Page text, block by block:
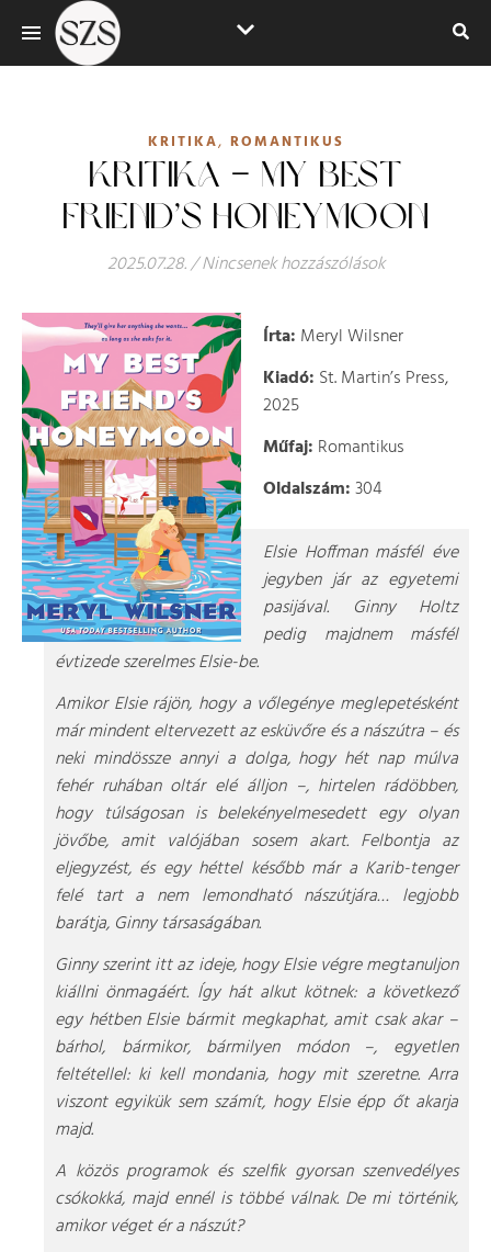
KRITIKA, ROMANTIKUS
KRITIKA – MY BEST
FRIEND’S HONEYMOON
2025.07.28./ Nincsenek hozzászólások
Írta: Meryl Wilsner
Kiadó: St. Martin’s Press,
2025
Műfaj: Romantikus
Oldalszám:304
Elsie Hoffman másfél éve
jegyben jár az egyetemi
pasijával. Ginny Holtz
pedig majdnem másfél
évtizede szerelmes Elsie-be.
Amikor Elsie rájön, hogy a vőlegénye meglepetésként
már mindent eltervezett az esküvőre és a nászútra – és
neki mindössze annyi a dolga, hogy hét nap múlva
fehér ruhában oltár elé álljon –, hirtelen rádöbben,
hogy túlságosan is belekényelmesedett egy olyan
jövőbe, amit valójában sosem akart. Felbontja az
eljegyzést, és egy héttel később már a Karib-tenger
felé tart a nem lemondható nászútjára… legjobb
barátja, Ginny társaságában.
Ginny szerint itt az ideje, hogy Elsie végre megtanuljon
kiállni önmagáért. Így hát alkut kötnek: a következő
egy hétben Elsie bármit megkaphat, amit csak akar –
bárhol, bármikor, bármilyen módon –, egyetlen
feltétellel: ki kell mondania, hogy mit szeretne. Arra
viszont egyikük sem számít, hogy Elsie épp őt akarja
majd.
A közös programok és szelfik gyorsan szenvedélyes
csókokká, majd ennél is többé válnak. De mi történik,
amikor véget ér a nászút?